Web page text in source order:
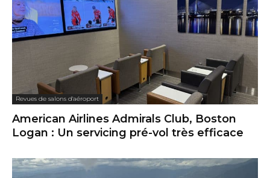
Revues de salons d'aéroport
American Airlines Admirals Club, Boston
Logan : Un servicing pré-vol très efficace